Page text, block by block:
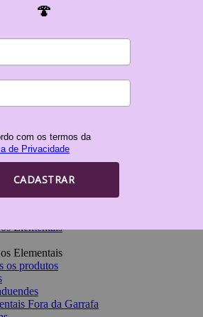
Místicas
e Incensos
Elementais
Elementais
os produtos
Fora da Garrafa
🍄
com os termos da
de Privacidade
CADASTRAR